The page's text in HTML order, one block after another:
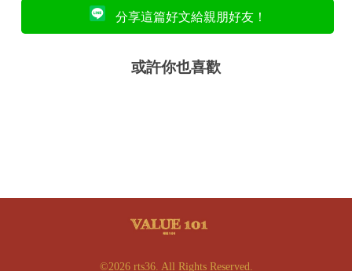
分享這篇好文給親朋好友！
或許你也喜歡
©2026 rts36. All Rights Reserved.